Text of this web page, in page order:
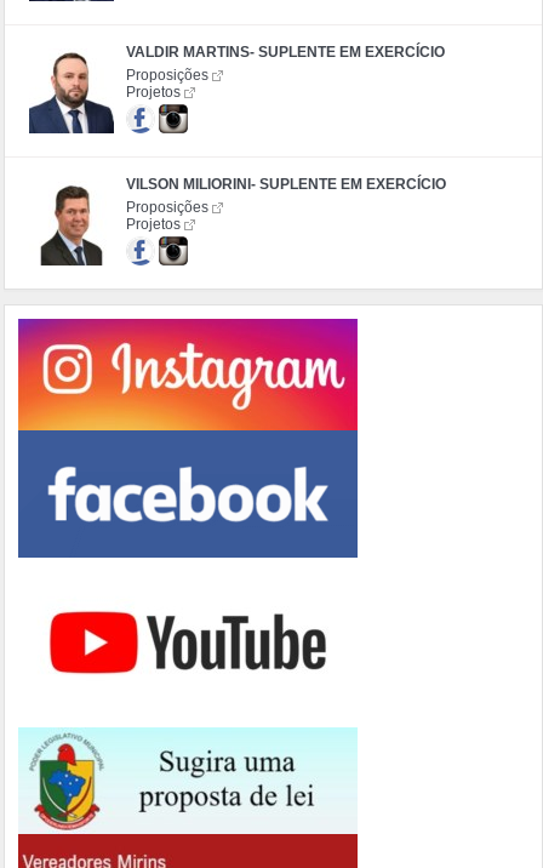
VALDIR MARTINS- SUPLENTE EM EXERCÍCIO
Proposições
Projetos
VILSON MILIORINI- SUPLENTE EM EXERCÍCIO
Proposições
Projetos